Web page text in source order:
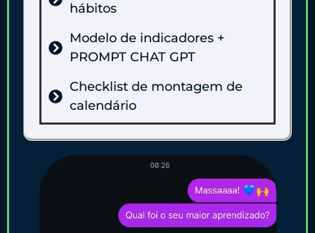
hábitos
Modelo de indicadores +
PROMPT CHAT GPT
Checklist de montagem de
calendário